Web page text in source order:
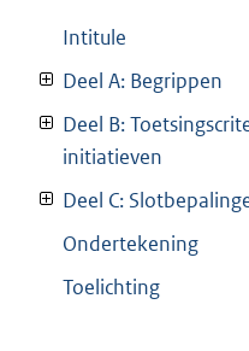
Intitule
Deel A: Begrippen
Deel B:
initiatieven
Deel C:
Ondertekening
Toelichting